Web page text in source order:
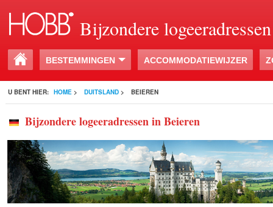
Bijzondere logeeradressen
BESTEMMINGEN ACCOMMODATIEWIJZER
U BENT HIER: HOME > DUITSLAND > BEIEREN
Bijzondere logeeradressen in Beieren